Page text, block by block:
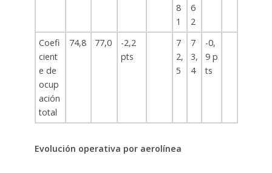
8
1
6
2
Coefi
cient
e de
ocup
ación
total
74,8 77,0
-2,2
pts
7
2,
5
7
3,
4
-0,
9 p
ts
Evolución operativa por aerolínea